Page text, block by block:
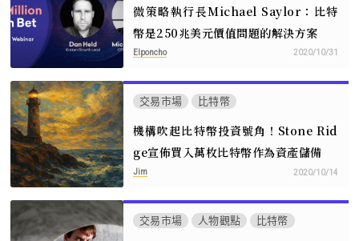
微策略執行長Michael Saylor：比特
幣是250兆美元價值問題的解決方案
Elponcho 2020/10/31
交易市場 比特幣
機構吹起比特幣投資號角！Stone Rid
ge宣佈買入萬枚比特幣作為資產儲備
Jim 2020/10/14
交易市場 人物觀點 比特幣